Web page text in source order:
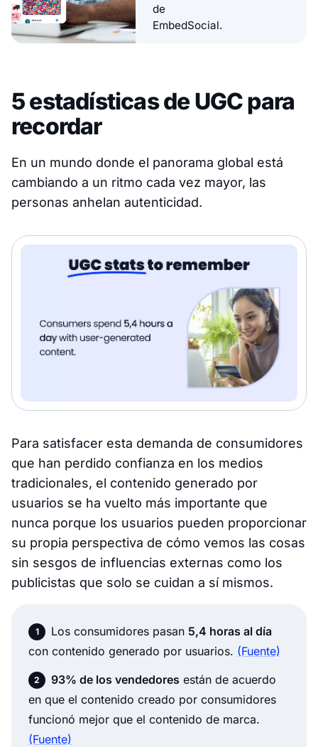
de
EmbedSocial.
5 estadísticas de UGC para
recordar
En un mundo donde el panorama global está
cambiando a un ritmo cada vez mayor, las
personas anhelan autenticidad.
Para satisfacer esta demanda de consumidores
que han perdido confianza en los medios
tradicionales, el contenido generado por
usuarios se ha vuelto más importante que
nunca porque los usuarios pueden proporcionar
su propia perspectiva de cómo vemos las cosas
sin sesgos de influencias externas como los
publicistas que solo se cuidan a sí mismos.
Los consumidores pasan 5,4 horas al día
con contenido generado por usuarios. (Fuente)
93% de los vendedores están de acuerdo
en que el contenido creado por consumidores
funcionó mejor que el contenido de marca.
(Fuente)